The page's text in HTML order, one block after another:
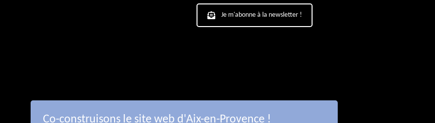
Je m'abonne à la newsletter !
Co-construisons le site web d'Aix-en-Provence !